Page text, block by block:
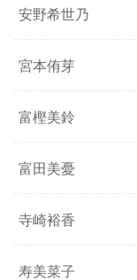
安野希世乃
宮本侑芽
富樫美鈴
富田美憂
寺崎裕香
寿美菜子